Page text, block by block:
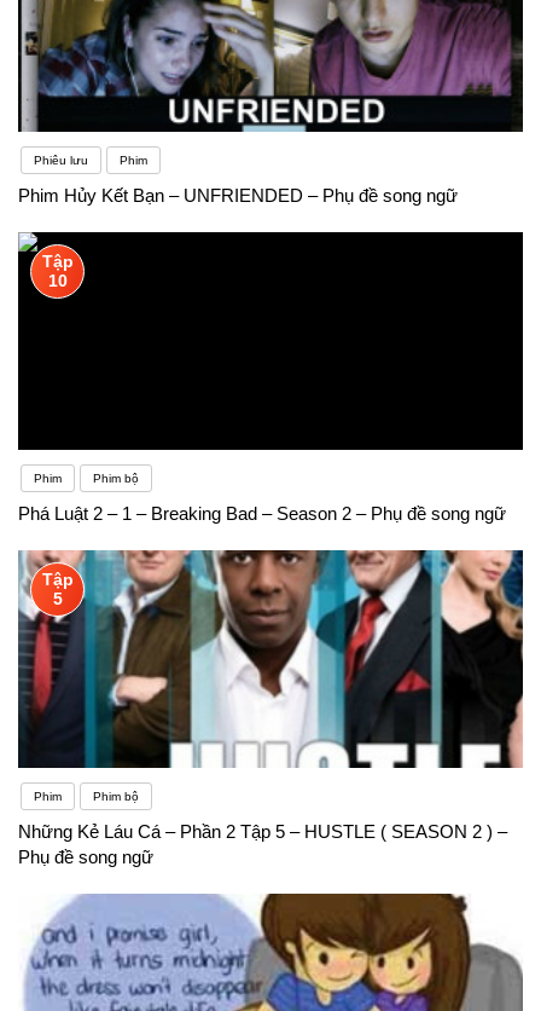
Phiêu lưu Phim
Phim Hủy Kết Bạn – UNFRIENDED – Phụ đề song ngữ
Tập
10
Phim Phim bộ
Phá Luật 2 – 1 – Breaking Bad – Season 2 – Phụ đề song ngữ
Tập
5
Phim Phim bộ
Những Kẻ Láu Cá – Phần 2 Tập 5 – HUSTLE ( SEASON 2 ) –
Phụ đề song ngữ